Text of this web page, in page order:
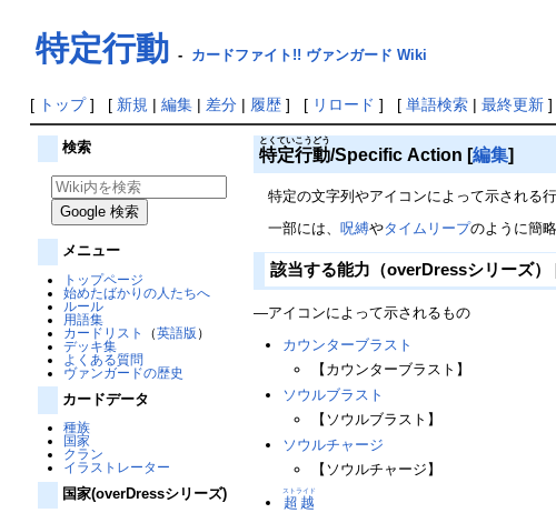
特定行動 - カードファイト!! ヴァンガード Wiki
[ トップ] [ 新規 | 編集| 差分| 履歴] [ リロード ] [ 単語検索| 最終更新]
検索
メニュー
トップページ
始めたばかりの人たちへ
ルール
用語集
カードリスト
（英語版 ）
デッキ集
よくある質問
ヴァンガードの歴史
カードデータ
種族
国家
クラン
イラストレーター
国家(overDressシリーズ)
特定行動
とくていこうどう
/Specific Action [編集]
特定の文字列やアイコンによって示される行
一部には、呪縛やタイムリープのように簡
該当する能力（overDressシリーズ）
―アイコンによって示されるもの
カウンターブラスト
【カウンターブラスト】
ソウルブラスト
【ソウルブラスト】
ソウルチャージ
【ソウルチャージ】
超越
ストライド